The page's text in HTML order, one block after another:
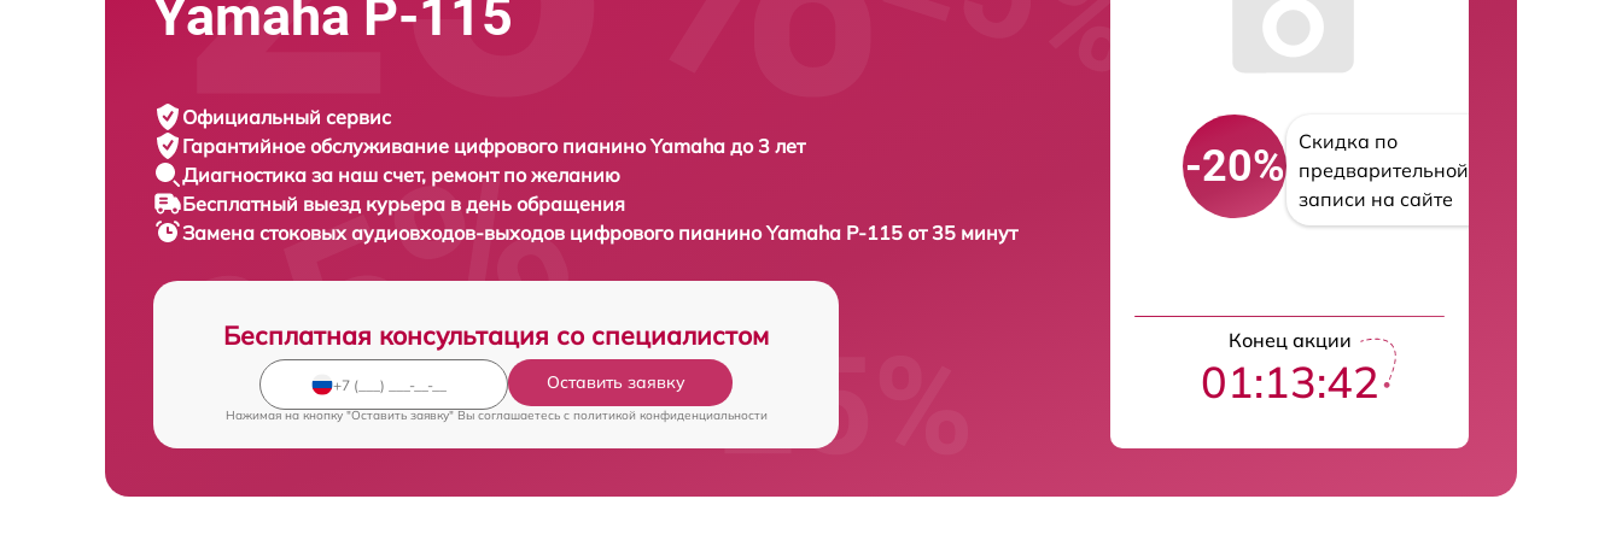
Yamaha P-115
Официальный сервис
Гарантийное обслуживание цифрового пианино Yamaha до 3 лет
Диагностика за наш счет, ремонт по желанию
Бесплатный выезд курьера в день обращения
Замена стоковых аудиовходов-выходов цифрового пианиноYamaha P-115 от 35 минут
Бесплатная консультация со специалистом
Оставить заявку
Нажимая на кнопку "Оставить заявку" Вы соглашаетесь c политикой конфиденциальности
-20%
Скидка по
предварительной
записи на сайте
Конец акции
01:13:41